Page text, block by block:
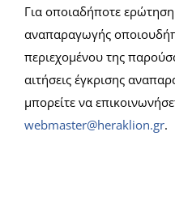
Για οποιαδήποτε
αναπαραγωγής
περιεχομένου της
αιτήσεις έγκρισης
μπορείτε να
webmaster@heraklion.gr.